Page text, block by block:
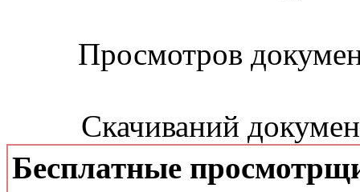
Просмотров
Скачиваний
Бесплатные